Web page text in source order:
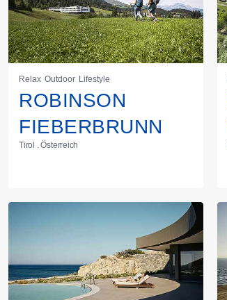
Relax Outdoor Lifestyle
ROBINSON
FIEBERBRUNN
Tirol . Österreich